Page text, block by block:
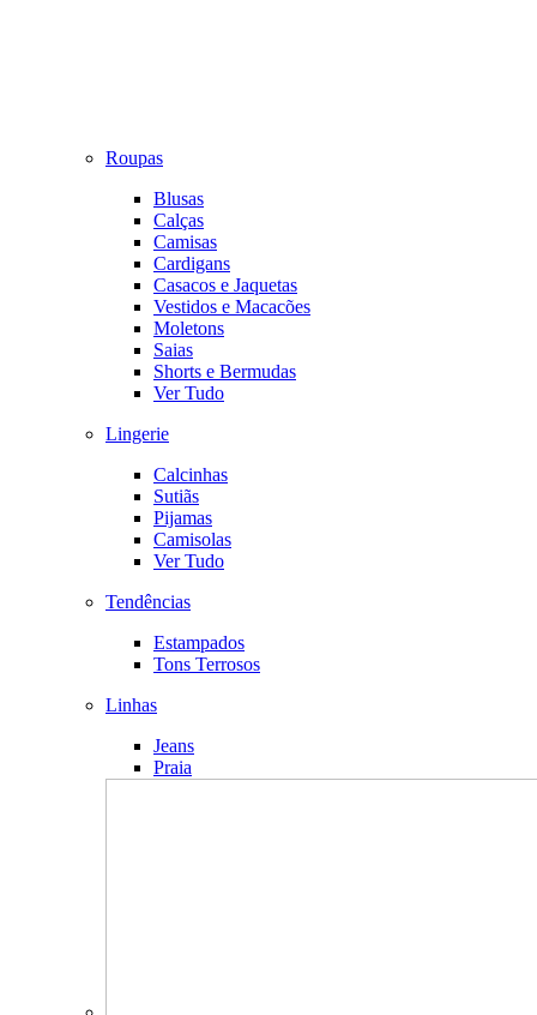
Roupas
Blusas
Calças
Camisas
Cardigans
Casacos e Jaquetas
Vestidos e Macacões
Moletons
Saias
Shorts e Bermudas
Ver Tudo
Lingerie
Calcinhas
Sutiãs
Pijamas
Camisolas
Ver Tudo
Tendências
Estampados
Tons Terrosos
Linhas
Jeans
Praia